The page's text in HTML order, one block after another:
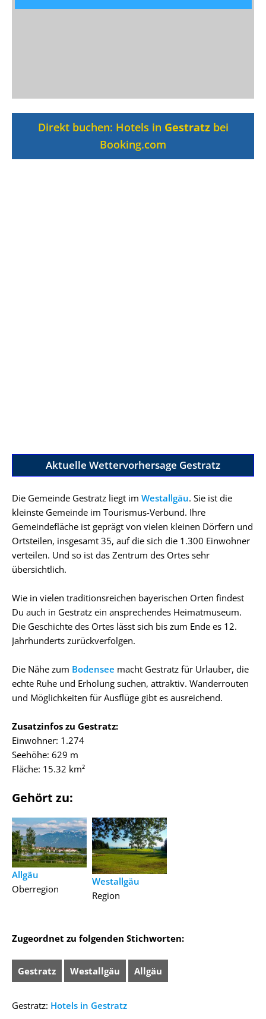
Direkt buchen: Hotels in Gestratzbei
Booking.com
Aktuelle Wettervorhersage Gestratz
Die Gemeinde Gestratz liegt im Westallgäu. Sie ist die
kleinste Gemeinde im Tourismus-Verbund. Ihre
Gemeindefläche ist geprägt von vielen kleinen Dörfern und
Ortsteilen, insgesamt 35, auf die sich die 1.300 Einwohner
verteilen. Und so ist das Zentrum des Ortes sehr
übersichtlich.
Wie in vielen traditionsreichen bayerischen Orten findest
Du auch in Gestratz ein ansprechendes Heimatmuseum.
Die Geschichte des Ortes lässt sich bis zum Ende es 12.
Jahrhunderts zurückverfolgen.
Die Nähe zum Bodensee macht Gestratz für Urlauber, die
echte Ruhe und Erholung suchen, attraktiv. Wanderrouten
und Möglichkeiten für Ausflüge gibt es ausreichend.
Zusatzinfos zu Gestratz:
Einwohner: 1.274
Seehöhe: 629 m
Fläche: 15.32 km²
Gehört zu:
Allgäu
Oberregion
Westallgäu
Region
Zugeordnet zu folgenden Stichworten:
Gestratz Westallgäu Allgäu
Gestratz: Hotels in Gestratz